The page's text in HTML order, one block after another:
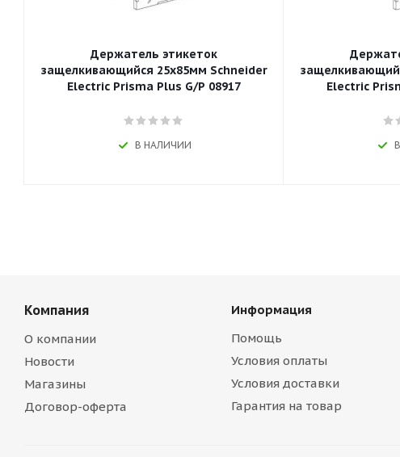
Держатель этикеток
защелкивающийся 25x85мм Schneider
Electric Prisma Plus G/P 08917
В НАЛИЧИИ
Electric
Компания
О компании
Новости
Магазины
Договор-оферта
Информация
Помощь
Условия оплаты
Условия доставки
Гарантия на товар